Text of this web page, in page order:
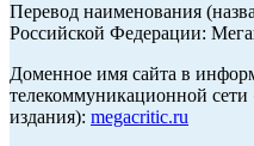
Перевод наименования
Российской Федерации:
Доменное имя сайта в
телекоммуникационной сети
издания): megacritic.ru